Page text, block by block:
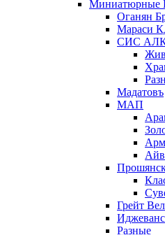
Миниатюрные
Оганян
Мараси
СИС
Мадатовъ
МАП
Грейт
Разные